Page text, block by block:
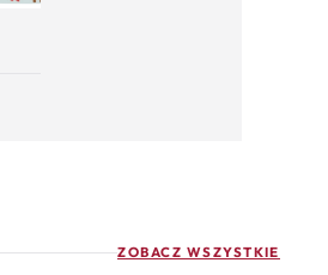
ZOBACZ WSZYSTKIE